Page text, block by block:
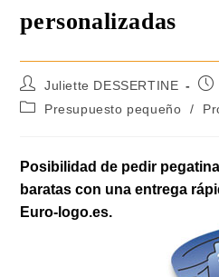
personalizadas
Juliette DESSERTINE
Presupuesto pequeño
/
Posibilidad de pedir
baratas con una entrega
Euro-logo.es.